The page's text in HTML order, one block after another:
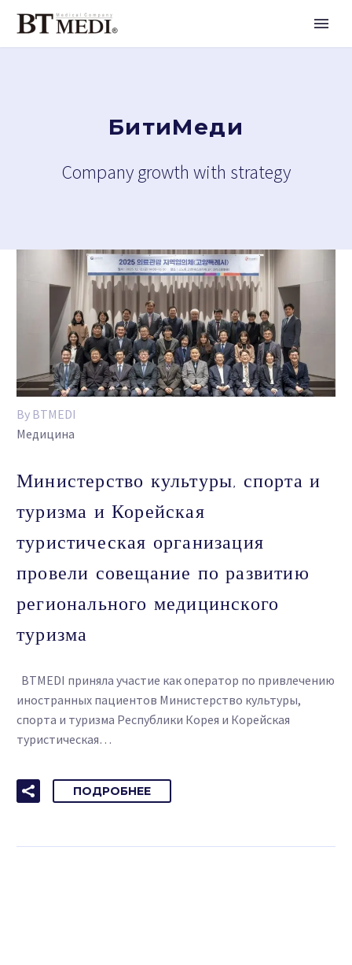
БитиМеди
Company growth with strategy
By BTMEDI
Медицина
Министерство культуры, спорта и
туризма и Корейская
туристическая организация
провели совещание по развитию
регионального медицинского
туризма
BTMEDI приняла участие как оператор по привлечению
иностранных пациентов Министерство культуры,
спорта и туризма Республики Корея и Корейская
туристическая…
ПОДРОБНЕЕ